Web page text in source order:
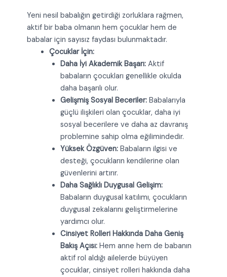
Yeni nesil babalığın getirdiği zorluklara rağmen,
aktif bir baba olmanın hem çocuklar hem de
babalar için sayısız faydası bulunmaktadır.
Çocuklar İçin:
Daha İyi Akademik Başarı:Aktif
babaların çocukları genellikle okulda
daha başarılı olur.
Gelişmiş Sosyal Beceriler:Babalarıyla
güçlü ilişkileri olan çocuklar, daha iyi
sosyal becerilere ve daha az davranış
problemine sahip olma eğilimindedir.
Yüksek Özgüven:Babaların ilgisi ve
desteği, çocukların kendilerine olan
güvenlerini artırır.
Daha Sağlıklı Duygusal Gelişim:
Babaların duygusal katılımı, çocukların
duygusal zekalarını geliştirmelerine
yardımcı olur.
Cinsiyet Rolleri Hakkında Daha Geniş
Bakış Açısı:Hem anne hem de babanın
aktif rol aldığı ailelerde büyüyen
çocuklar, cinsiyet rolleri hakkında daha